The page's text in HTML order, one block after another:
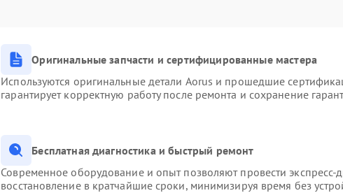
Оригинальные запчасти и сертифицированные мастера
Используются оригинальные детали Aorus и прошедшие
гарантирует корректную работу после ремонта и сохранение
Бесплатная диагностика и быстрый ремонт
Современное оборудование и опыт позволяют провести экспресс-
восстановление в кратчайшие сроки, минимизируя время без